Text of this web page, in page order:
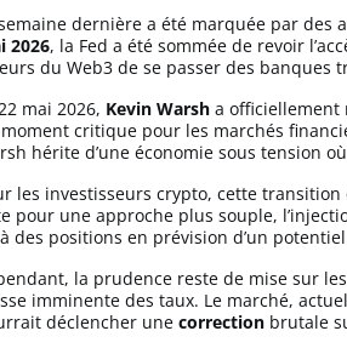
Trading
Meilleur Broker
Apprendre
Indicateurs techniques
dernière a été marquée par des
2026, la Fed a été sommée de revoir
du Web3 de se passer des
mai 2026, Kevin Warsh a officiellement
critique pour les marchés
hérite d’une économie sous tension
les investisseurs crypto, cette
pour une approche plus souple,
des positions en prévision d’un
la prudence reste de mise sur
imminente des taux. Le marché,
déclencher une correction brutale